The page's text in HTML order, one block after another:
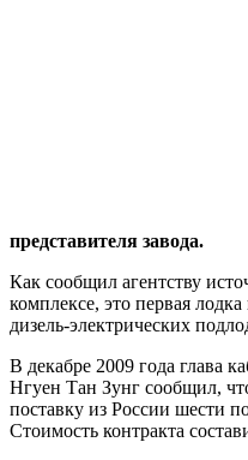
представителя завода.
Как сообщил агентству
комплексе, это первая
дизель-электрических
В декабре 2009 года глава
Нгуен Тан Зунг сообщил,
поставку из России шести
Стоимость контракта